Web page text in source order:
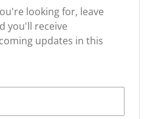
looking for, leave
you'll receive
updates in this